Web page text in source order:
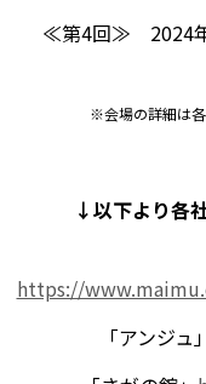
≪第4回≫ 2024年
※会場の詳細は
↓以下より各
https://
「アンジュ」